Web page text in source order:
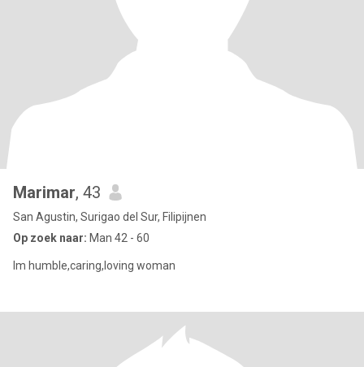
Marimar, 43
San Agustin, Surigao del Sur, Filipijnen
Op zoek naar: Man 42 - 60
Im humble,caring,loving woman